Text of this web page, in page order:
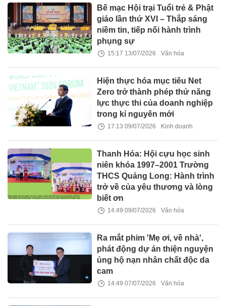
Bế mạc Hội trại Tuổi trẻ & Phật
giáo lần thứ XVI – Thắp sáng
niềm tin, tiếp nối hành trình
phụng sự
15:17 13/07/2026 Văn hóa
Hiện thực hóa mục tiêu Net
Zero trở thành phép thử năng
lực thực thi của doanh nghiệp
trong kỉ nguyên mới
17:13 09/07/2026 Kinh doanh
Thanh Hóa: Hội cựu học sinh
niên khóa 1997–2001 Trường
THCS Quảng Long: Hành trình
trở về của yêu thương và lòng
biết ơn
14:49 09/07/2026 Văn hóa
Ra mắt phim 'Mẹ ơi, về nhà',
phát động dự án thiện nguyện
ủng hộ nạn nhân chất độc da
cam
14:49 07/07/2026 Văn hóa